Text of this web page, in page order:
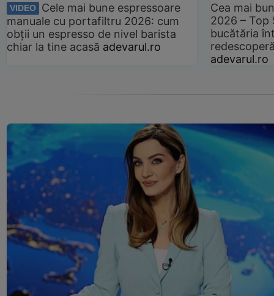
VIDEO
Cele mai bune espressoare
manuale cu portafiltru 2026: cum
obții un espresso de nivel barista
chiar la tine acasă adevarul.ro
Cea mai
2026 –
bucătăria
adevarul.ro